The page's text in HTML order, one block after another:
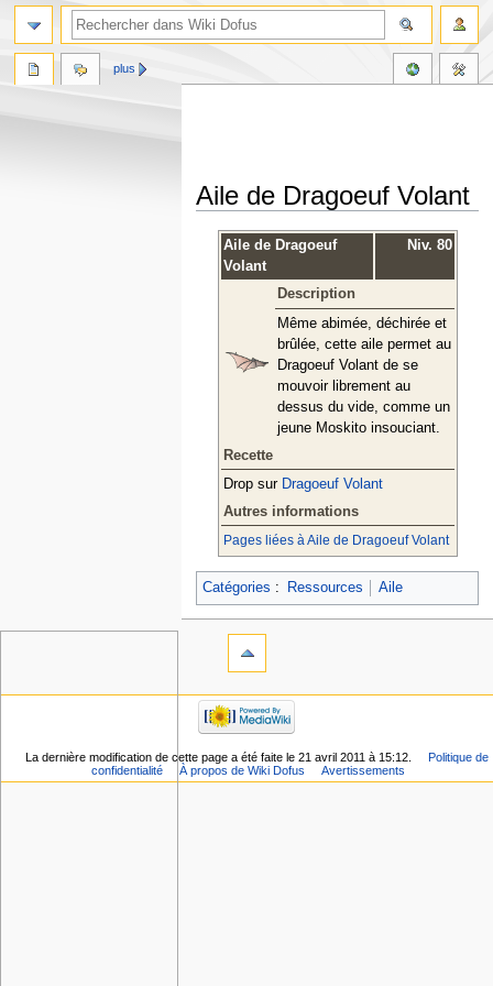
Aile de Dragoeuf Volant
Aile de Dragoeuf
Volant
Niv. 80
Description
Même abimée, déchirée et
brûlée, cette aile permet au
Dragoeuf Volant de se
mouvoir librement au
dessus du vide, comme un
jeune Moskito insouciant.
Recette
Drop sur Dragoeuf Volant
Autres informations
Pages liées à Aile de Dragoeuf Volant
Catégories : Ressources Aile
plus
La dernière modification de cette page a été faite le 21 avril 2011 à 15:12.
Politique de
confidentialité
À propos de Wiki Dofus Avertissements